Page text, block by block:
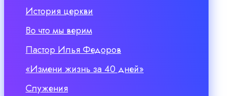
История церкви
Во что мы верим
Пастор Илья Федоров
«Измени жизнь за 40 дней»
Служения